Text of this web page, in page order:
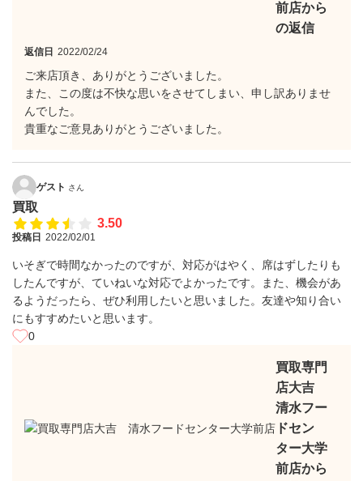
前店から
の返信
返信日 2022/02/24
ご来店頂き、ありがとうございました。
また、この度は不快な思いをさせてしまい、申し訳ありませ
んでした。
貴重なご意見ありがとうございました。
ゲスト さん
買取
3.50
投稿日 2022/02/01
いそぎで時間なかったのですが、対応がはやく、席はずしたりも
したんですが、ていねいな対応でよかったです。また、機会があ
るようだったら、ぜひ利用したいと思いました。友達や知り合い
にもすすめたいと思います。
0
買取専門
店大吉
清水フー
ドセン
ター大学
前店から